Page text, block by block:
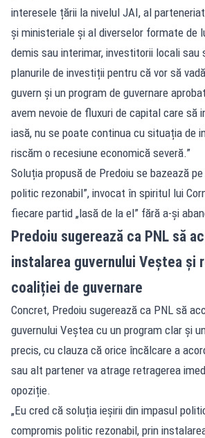
interesele țării la nivelul JAI, al
și ministeriale și al diverselor formate de
demis sau interimar, investitorii locali sau
planurile de investiții pentru că vor să
guvern și un program de guvernare
avem nevoie de fluxuri de capital care să
iasă, nu se poate continua cu situația de
riscăm o recesiune economică severă.”
Soluția propusă de Predoiu se bazează
politic rezonabil”, invocat în spiritul lui
fiecare partid „lasă de la el” fără a-și
Predoiu sugerează ca PNL să
instalarea guvernului Veștea și
coaliției de guvernare
Concret, Predoiu sugerează ca PNL să
guvernului Veștea cu un program clar și
precis, cu clauza că orice încălcare a
sau alt partener va atrage retragerea
opoziție.
„Eu cred că soluția ieșirii din impasul
compromis politic rezonabil, prin